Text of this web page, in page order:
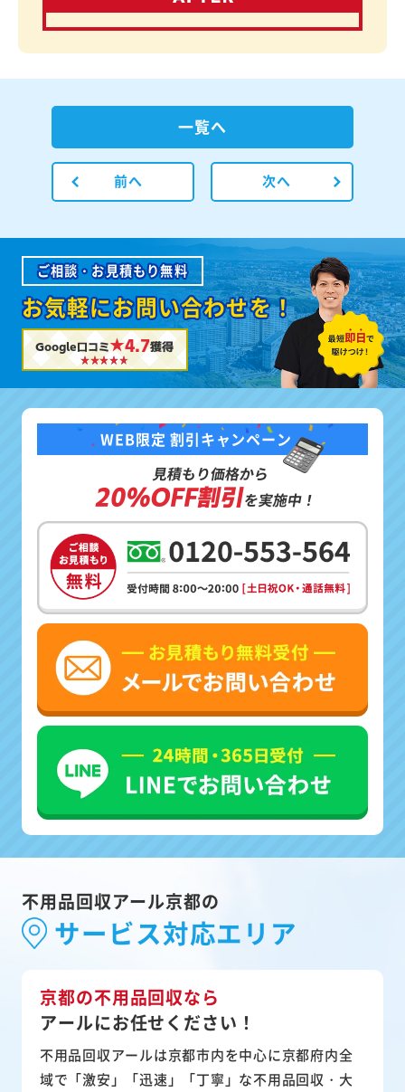
前へ
一覧へ
次へ
ご相談・お見積もり無料
お気軽にお問い合わせを！
Google口コミ★4.7獲得
WEB限定 割引キャンペーン
見積もり価格から
20%OFF割引を実施中！
不用品回収アール京都の
サービス対応エリア
京都の不用品回収なら
アールにお任せください！
不用品回収アールは京都市内を中心に京都府内全
域で「激安」「迅速」「丁寧」な不用品回収・大